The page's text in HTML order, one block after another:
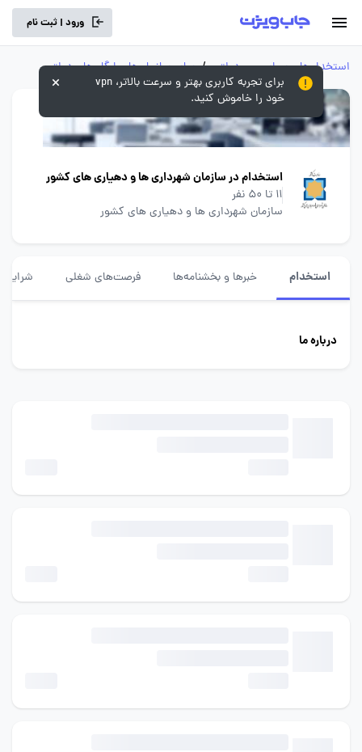
ورود | ثبت نام
استخدام‌های سراسری و دولتی / سایر سازمان‌ها و ارگان‌های دولتی
استخدام در سازمان شهرداری ها و دهیاری های کشور
11 تا 50 نفر
سازمان شهرداری ها و دهیاری های کشور
استخدام خبرها و بخشنامه‌ها فرصت‌های شغلی شرایط
درباره ما
برای تجربه کاربری بهتر و سرعت بالاتر، vpn
خود را خاموش کنید.